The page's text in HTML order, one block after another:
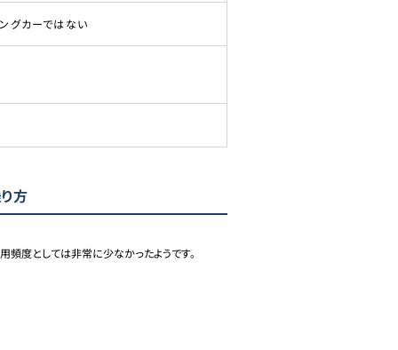
グカーではない
方
頻度としては非常に少なかったようです。